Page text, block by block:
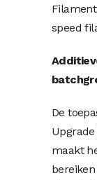
speed
De
maakt